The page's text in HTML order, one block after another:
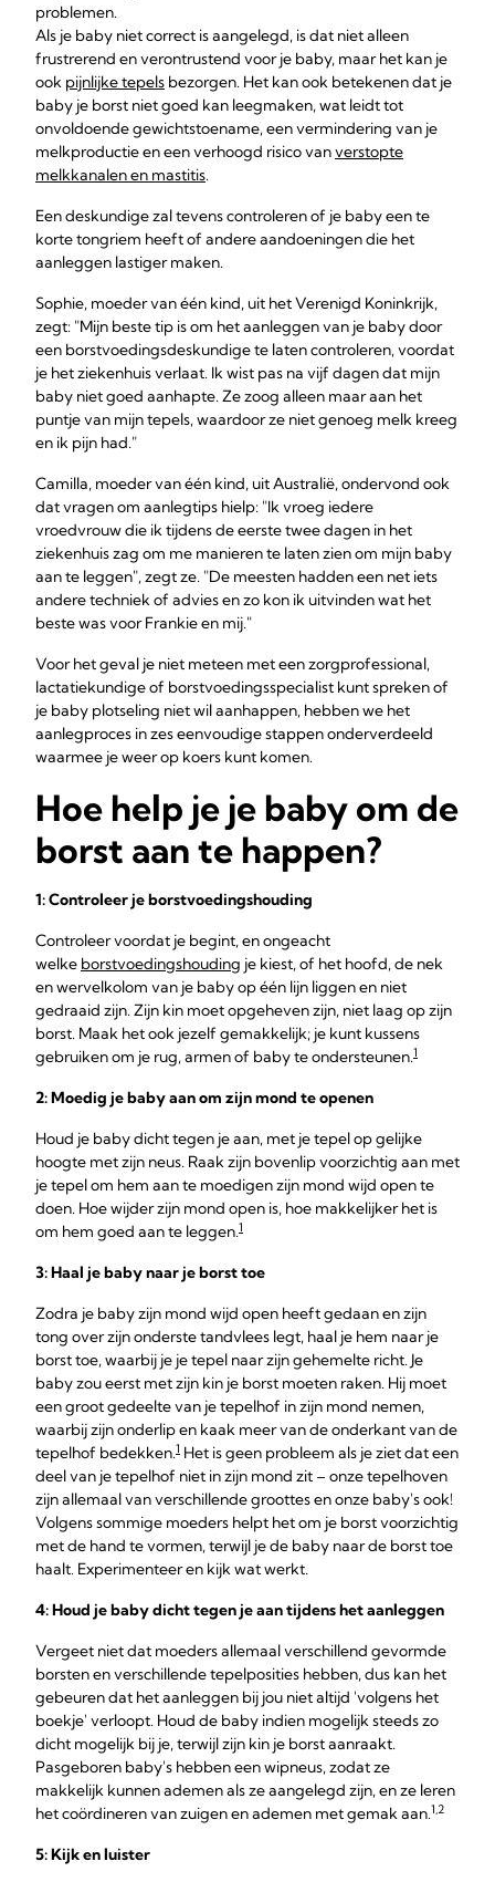
problemen.
Als je baby niet correct is aangelegd, is dat niet alleen
frustrerend en verontrustend voor je baby, maar het kan je
ook pijnlijke tepels bezorgen. Het kan ook betekenen dat je
baby je borst niet goed kan leegmaken, wat leidt tot
onvoldoende gewichtstoename, een vermindering van je
melkproductie en een verhoogd risico vanverstopte
melkkanalen en mastitis.
Een deskundige zal tevens controleren of je baby een te
korte tongriem heeft of andere aandoeningen die het
aanleggen lastiger maken.
Sophie, moeder van één kind, uit het Verenigd Koninkrijk,
zegt: "Mijn beste tip is om het aanleggen van je baby door
een borstvoedingsdeskundige te laten controleren, voordat
je het ziekenhuis verlaat. Ik wist pas na vijf dagen dat mijn
baby niet goed aanhapte. Ze zoog alleen maar aan het
puntje van mijn tepels, waardoor ze niet genoeg melk kreeg
en ik pijn had."
Camilla, moeder van één kind, uit Australië, ondervond ook
dat vragen om aanlegtips hielp: "Ik vroeg iedere
vroedvrouw die ik tijdens de eerste twee dagen in het
ziekenhuis zag om me manieren te laten zien om mijn baby
aan te leggen", zegt ze. "De meesten hadden een net iets
andere techniek of advies en zo kon ik uitvinden wat het
beste was voor Frankie en mij."
Voor het geval je niet meteen met een zorgprofessional,
lactatiekundige of borstvoedingsspecialist kunt spreken of
je baby plotseling niet wil aanhappen, hebben we het
aanlegproces in zes eenvoudige stappen onderverdeeld
waarmee je weer op koers kunt komen.
Hoe help je je baby om de
borst aan te happen?
1: Controleer jeborstvoedingshouding
Controleer voordat je begint, en ongeacht
welke borstvoedingshouding je kiest, of het hoofd, de nek
en wervelkolom van je baby op één lijn liggen en niet
gedraaid zijn. Zijn kin moet opgeheven zijn, niet laag op zijn
borst. Maak het ook jezelf gemakkelijk; je kunt kussens
gebruiken om je rug, armen of baby te ondersteunen.1
2: Moedig je baby aan om zijn mond te openen
Houd je baby dicht tegen je aan, met je tepel op gelijke
hoogte met zijn neus. Raak zijn bovenlip voorzichtig aan met
je tepel om hem aan te moedigen zijn mond wijd open te
doen. Hoe wijder zijn mond open is, hoe makkelijker het is
om hem goed aan te leggen.1
3: Haal je baby naar je borst toe
Zodra je baby zijn mond wijd open heeft gedaan en zijn
tong over zijn onderste tandvlees legt, haal je hem naar je
borst toe, waarbij je je tepel naar zijn gehemelte richt. Je
baby zou eerst met zijn kin je borst moeten raken. Hij moet
een groot gedeelte van je tepelhof in zijn mond nemen,
waarbij zijn onderlip en kaak meer van de onderkant van de
tepelhof bedekken.1 Het is geen probleem als je ziet dat een
deel van je tepelhof niet in zijn mond zit – onze tepelhoven
zijn allemaal van verschillende groottes en onze baby's ook!
Volgens sommige moeders helpt het om je borst voorzichtig
met de hand te vormen, terwijl je de baby naar de borst toe
haalt. Experimenteer en kijk wat werkt.
4: Houd je baby dicht tegen je aan tijdens hetaanleggen
Vergeet niet dat moeders allemaal verschillend gevormde
borsten en verschillende tepelposities hebben, dus kan het
gebeuren dat het aanleggen bij jou niet altijd 'volgens het
boekje' verloopt. Houd de baby indien mogelijk steeds zo
dicht mogelijk bij je, terwijl zijn kin je borst aanraakt.
Pasgeboren baby's hebben een wipneus, zodat ze
makkelijk kunnen ademen als ze aangelegd zijn, en ze leren
het coördineren van zuigen en ademen met gemak aan.1,2
5: Kijk en luister